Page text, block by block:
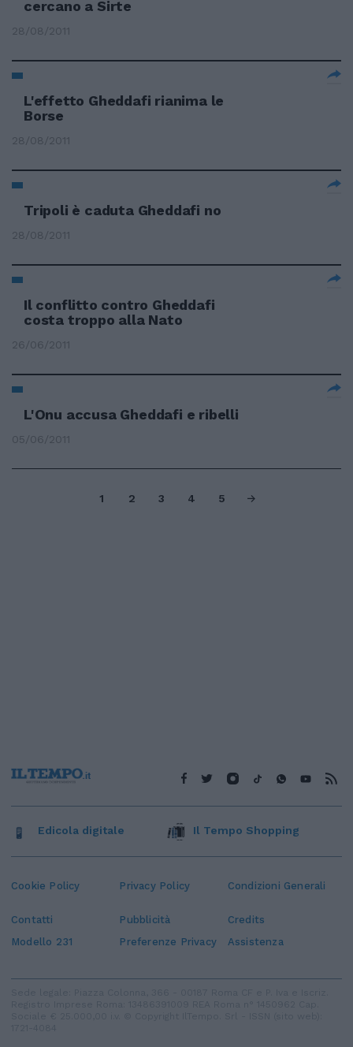
cercano a Sirte
28/08/2011
L'effetto Gheddafi rianima le
Borse
28/08/2011
Tripoli è caduta Gheddafi no
28/08/2011
Il conflitto contro Gheddafi
costa troppo alla Nato
26/06/2011
L'Onu accusa Gheddafi e ribelli
05/06/2011
1 2 3 4 5
Cookie Policy Privacy Policy Condizioni Generali
Contatti Pubblicità
Credits
Modello 231
Preferenze Privacy Assistenza
Edicola digitale Il Tempo Shopping